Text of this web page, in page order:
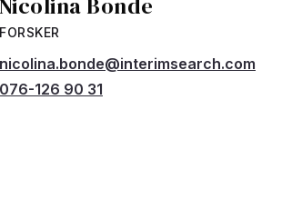
FORSKER
nicolina.bonde@interimsearch.com
076-126 90 31